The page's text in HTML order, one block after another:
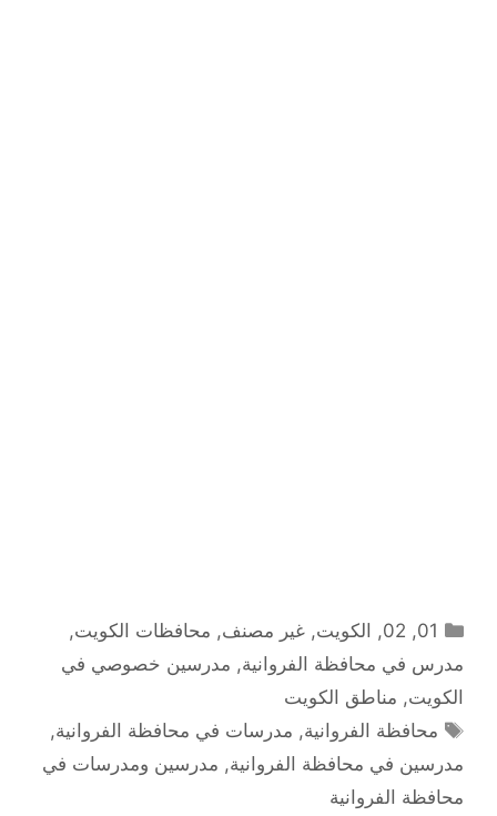
التصنيفات
01
,
02
, الكويت,غير مصنف, محافظات الكويت,
مدرس في محافظة الفروانية, مدرسين خصوصي في
الكويت, مناطق الكويت
الوسوم
محافظة الفروانية, مدرسات في محافظة الفروانية,
مدرسين في محافظة الفروانية, مدرسين ومدرسات في
محافظة الفروانية